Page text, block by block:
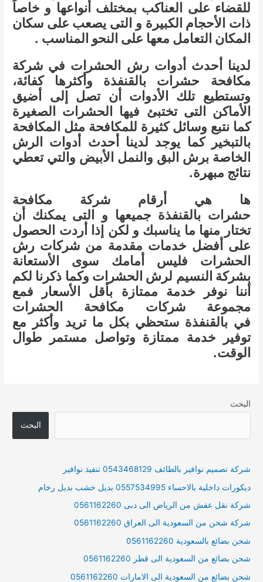
للقضاء على العناكب بمختلف أنواعها و خاصاً
ذات الأحجام الكبيرة و التى يصعب على سكان
المكان التعامل معها على النحو المناسب .
لدينا أحدث أدوات رش الحشرات في شركة
مكافحة حشرات بالقنفذة وأكثرها كفائة،
وتستطيع تلك الأدوات أن تصل إلى أضيق
الأماكن التى تختبئ فيها الحشرات الصغيرة
كما نتبع وسائل كثيرة للمكافحة مثل المكافحة
بالتبخير كما يوجد لدينا أحدث أدوات الرش
الخاصة برش البق والنمل الأبيض والتي تعطي
نتائج مبهرة.
ها هي أرقام شركة مكافحة
حشرات بالقنفذة جميعها و التى يمكنك أن
تختار منها ما يناسبك و لكن إذا أردت الحصول
على أفضل خدمات مقدمة من شركات رش
الحشرات فليس أمامك سوى الأستعانة
بشركة النسيم لرش الحشرات وكما ذكرنا لكم
أننا نوفر خدمة ممتازة بأقل الأسعار فمع
مجموعة شركات مكافحة الحشرات
في بالقنفذة ستحظي بكل ما تريد وأكثر مع
توفير خدمة ممتازة وتواصل مستمر طوال
الوقت.
البحث
البحث
شركة تصميم نوافير بالطائف 0543468129 تنفيذ نوافير
ديكورات داخلية بالاحساء 0557534995 بديل خشب بديل رخام
شركة نقل عفش من الرياض الى دبى 0561162260
شركة شحن من السعودية الى العراق 0561162260
شحن بضائع بالسعودية 0561162260
شحن بضائع من السعودية الى قطر 0561162260
شحن بضائع من السعودية الى الامارات 0561162260